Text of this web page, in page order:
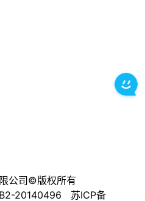
公司©版权所有
B2-20140496 苏ICP备